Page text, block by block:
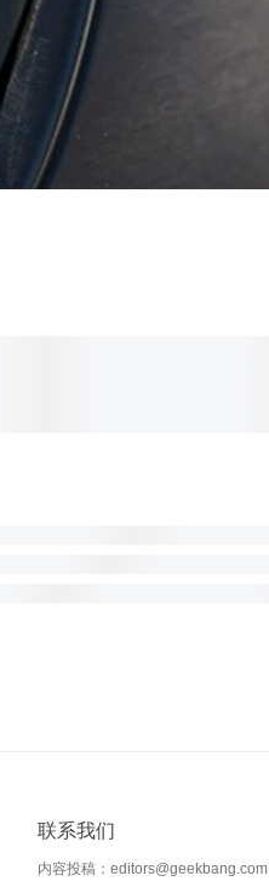
联系我们
内容投稿：editors@geekbang.com